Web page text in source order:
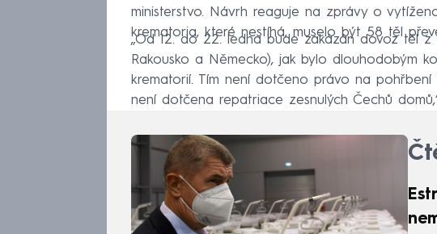
ministerstvo. Návrh reaguje na zprávy o
krematoria, které nestíhá, muselo být 58 těl
„Od 12. do 22. ledna bude zakázán dovoz těl z
Rakousko a Německo), jak bylo dlouhodobým
krematorií. Tím není dotčeno právo na
není dotčena repatriace zesnulých Čechů